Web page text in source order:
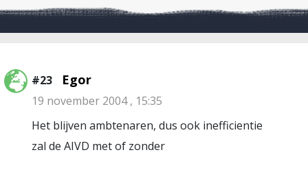
#23 Egor
19 november 2004 , 15:35
Het blijven ambtenaren, dus ook inefficientie
zal de AIVD met of zonder